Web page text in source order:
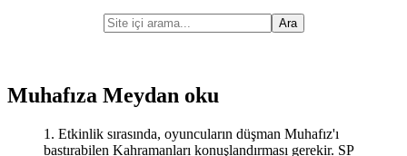
Muhafıza Meydan oku
1. Etkinlik sırasında, oyuncuların düşman Muhafız'ı
bastırabilen Kahramanları konuşlandırması gerekir. SP